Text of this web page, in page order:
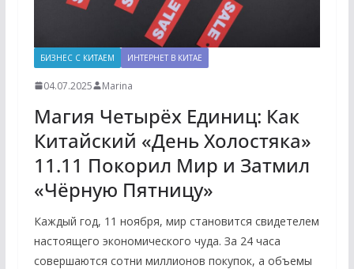
БИЗНЕС С КИТАЕМ ИНТЕРНЕТ В КИТАЕ
04.07.2025 Marina
Магия Четырёх Единиц: Как
Китайский «День Холостяка»
11.11 Покорил Мир и Затмил
«Чёрную Пятницу»
Каждый год, 11 ноября, мир становится свидетелем
настоящего экономического чуда. За 24 часа
совершаются сотни миллионов покупок, а объемы